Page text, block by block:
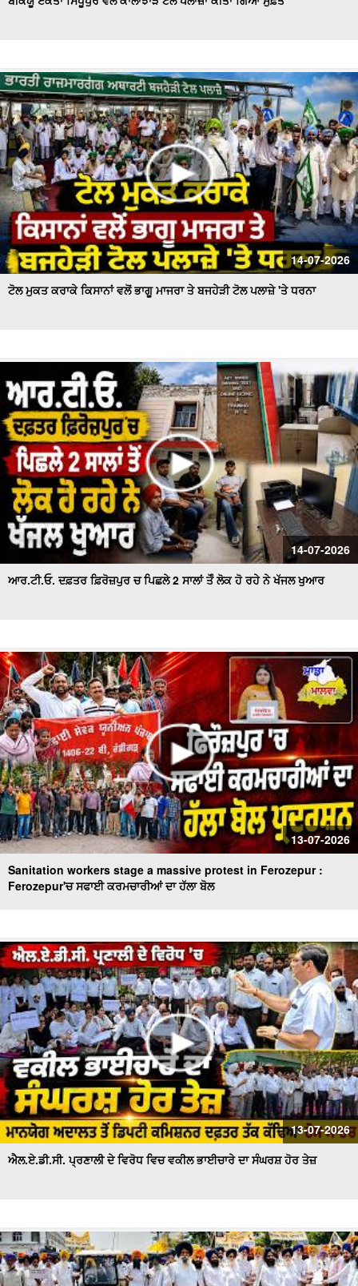
14-07-2026
ਟੋਲ ਮੁਕਤ ਕਰਾਕੇ ਕਿਸਾਨਾਂ ਵਲੋਂ ਭਾਗੂ ਮਾਜਰਾ ਤੇ ਬਜਹੇੜੀ ਟੋਲ ਪਲਾਜ਼ੇ 'ਤੇ ਧਰਨਾ
14-07-2026
ਆਰ.ਟੀ.ਓ. ਦਫ਼ਤਰ ਫ਼ਿਰੋਜ਼ਪੁਰ ਚ ਪਿਛਲੇ 2 ਸਾਲਾਂ ਤੋੰ ਲੋਕ ਹੋ ਰਹੇ ਨੇ ਖੱਜਲ ਖੁਆਰ
13-07-2026
Sanitation workers stage a massive protest in Ferozepur :
Ferozepur'ਚ ਸਫਾਈ ਕਰਮਚਾਰੀਆਂ ਦਾ ਹੱਲਾ ਬੋਲ
13-07-2026
ਐਲ.ਏ.ਡੀ.ਸੀ. ਪ੍ਰਣਾਲੀ ਦੇ ਵਿਰੋਧ ਵਿਚ ਵਕੀਲ ਭਾਈਚਾਰੇ ਦਾ ਸੰਘਰਸ਼ ਹੋਰ ਤੇਜ਼